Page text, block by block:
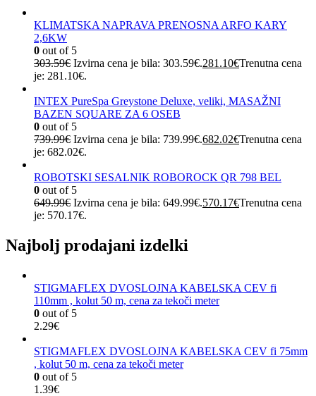
KLIMATSKA NAPRAVA PRENOSNA ARFO KARY
2,6KW
0 out of 5
303.59€ Izvirna cena je bila: 303.59€.281.10€Trenutna cena
je: 281.10€.
INTEX PureSpa Greystone Deluxe, veliki, MASAŽNI
BAZEN SQUARE ZA 6 OSEB
0 out of 5
739.99€ Izvirna cena je bila: 739.99€.682.02€Trenutna cena
je: 682.02€.
ROBOTSKI SESALNIK ROBOROCK QR 798 BEL
0 out of 5
649.99€ Izvirna cena je bila: 649.99€.570.17€Trenutna cena
je: 570.17€.
Najbolj prodajani izdelki
STIGMAFLEX DVOSLOJNA KABELSKA CEV fi
110mm , kolut 50 m, cena za tekoči meter
0 out of 5
2.29€
STIGMAFLEX DVOSLOJNA KABELSKA CEV fi 75mm
, kolut 50 m, cena za tekoči meter
0 out of 5
1.39€